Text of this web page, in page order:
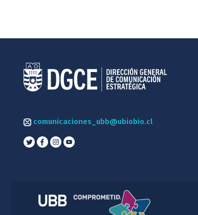
comunicaciones_ubb@ubiobio.cl